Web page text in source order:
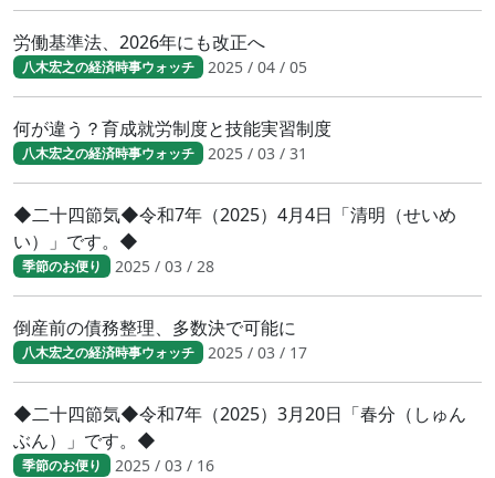
労働基準法、2026年にも改正へ
八木宏之の経済時事ウォッチ 2025 / 04 / 05
何が違う？育成就労制度と技能実習制度
八木宏之の経済時事ウォッチ 2025 / 03 / 31
◆二十四節気◆令和7年（2025）4月4日「清明（せいめ
い）」です。◆
季節のお便り 2025 / 03 / 28
倒産前の債務整理、多数決で可能に
八木宏之の経済時事ウォッチ 2025 / 03 / 17
◆二十四節気◆令和7年（2025）3月20日「春分（しゅん
ぶん）」です。◆
季節のお便り 2025 / 03 / 16